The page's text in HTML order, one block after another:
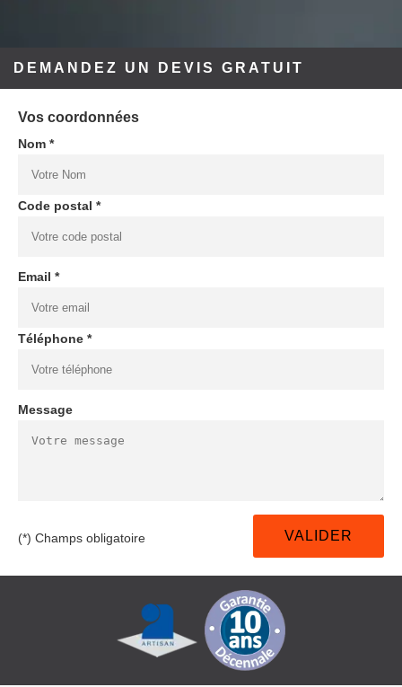
DEMANDEZ UN DEVIS GRATUIT
Vos coordonnées
Nom *
Code postal *
Email *
Téléphone *
Message
(*) Champs obligatoire